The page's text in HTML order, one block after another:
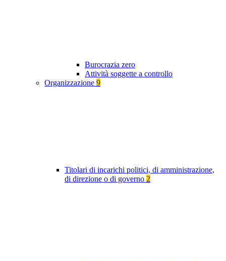
Burocrazia zero
Attività soggette a controllo
Organizzazione 9
Titolari di incarichi politici, di amministrazione,
di direzione o di governo 2